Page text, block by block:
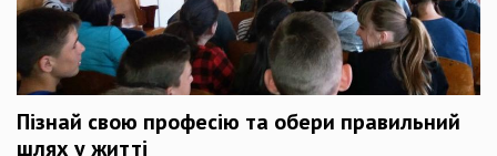
Пізнай свою професію та обери правильний
шлях у житті